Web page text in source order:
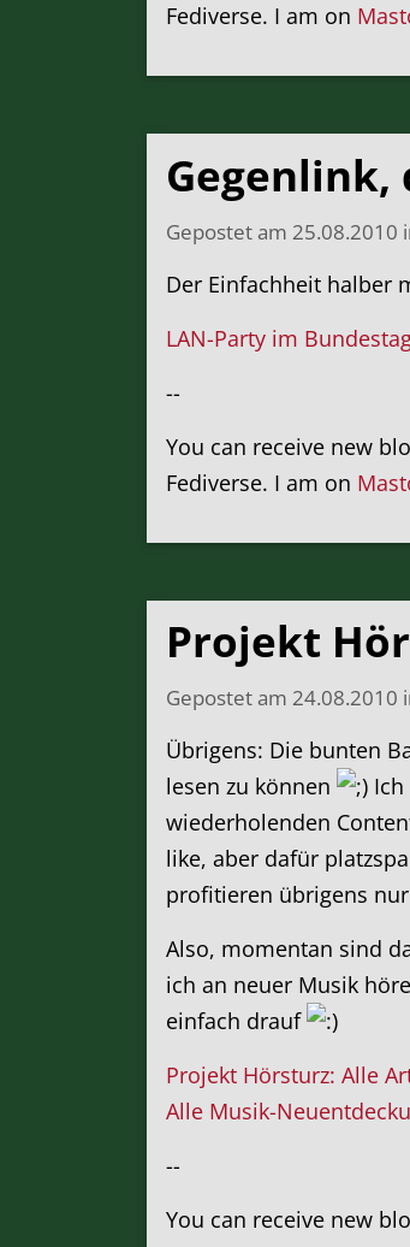
Fediverse. I am on
Gegenlink,
Gepostet am 25.08.2010
Der Einfachheit halber
LAN-Party im
--
You can receive new
Fediverse. I am on
Projekt
Gepostet am 24.08.2010
Übrigens: Die bunten
lesen zu können
wiederholenden
like, aber dafür
profitieren übrigens
Also, momentan sind
ich an neuer Musik
einfach drauf
Projekt Hörsturz: Alle
Alle Musik-
--
You can receive new